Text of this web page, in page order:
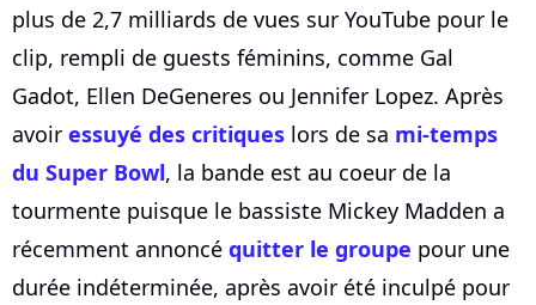
plus de 2,7 milliards de vues sur YouTube pour le
clip, rempli de guests féminins, comme Gal
Gadot, Ellen DeGeneres ou Jennifer Lopez. Après
avoir essuyé des critiques lors de sa mi-temps
du Super Bowl, la bande est au coeur de la
tourmente puisque le bassiste Mickey Madden a
récemment annoncé quitter le groupe pour une
durée indéterminée, après avoir été inculpé pour